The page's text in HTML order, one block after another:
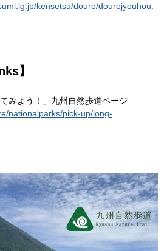
kensetsu/douro/dourojyouhou.
】
みよう！」九州自然歩道ページ
nationalparks/pick-up/long-